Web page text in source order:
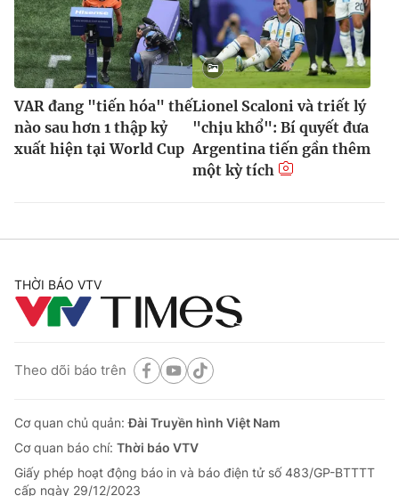
VAR đang "tiến hóa" thế
nào sau hơn 1 thập kỷ
xuất hiện tại World Cup
Lionel Scaloni và triết lý
"chịu khổ": Bí quyết đưa
Argentina tiến gần thêm
một kỳ tích
THỜI BÁO VTV
Theo dõi báo trên
Cơ quan chủ quản:Đài Truyền hình Việt Nam
Cơ quan báo chí: Thời báo VTV
Giấy phép hoạt động báo in và báo điện tử số 483/GP-BTTTT
cấp ngày 29/12/2023